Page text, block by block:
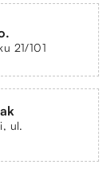
21/101
ul.